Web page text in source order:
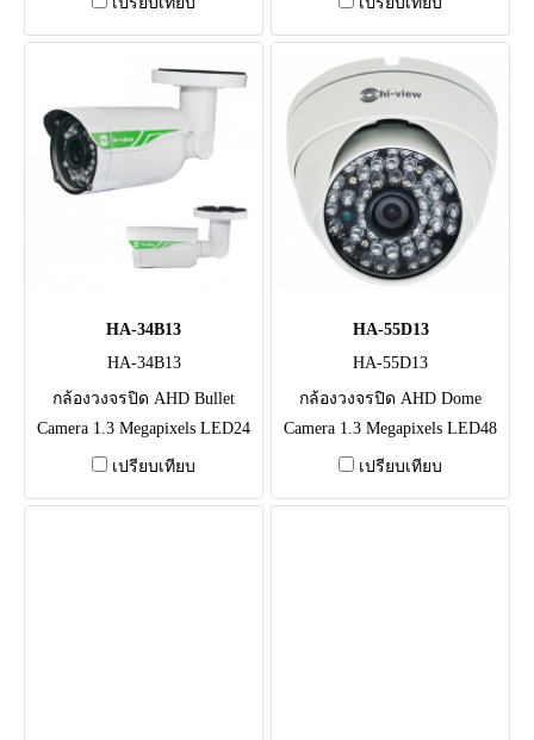
HA-34B13
HA-34B13
กล้องวงจรปิด AHD Bullet
Camera 1.3 Megapixels LED24
ดวง, ระยะ 15M เลนส์
เปรียบเทียบ
HA-55D13
HA-55D13
กล้องวงจรปิด AHD Dome
Camera 1.3 Megapixels LED48
ดวง, ระยะ 20-25M เลนส์
เปรียบเทียบ